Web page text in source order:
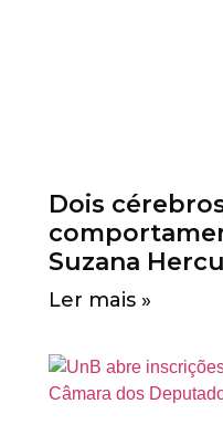
Dois
Suzana
Ler mais »